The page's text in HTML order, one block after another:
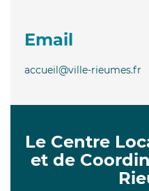
Email
accueil@ville-rieumes.fr
Le Centre
et de